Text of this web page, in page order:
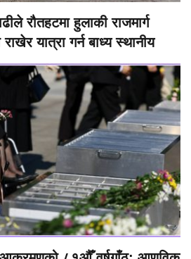
रौतहटमा हुलाकी राजमार्ग
यात्रा गर्न बाध्य स्थानीय